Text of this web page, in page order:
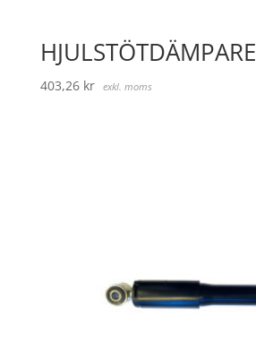
HJULSTÖTDÄMPARE
403,26 kr exkl. moms